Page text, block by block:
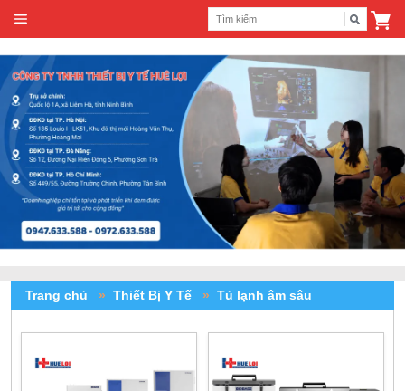
Trang chủ » Thiết Bị Y Tế » Tủ lạnh âm sâu